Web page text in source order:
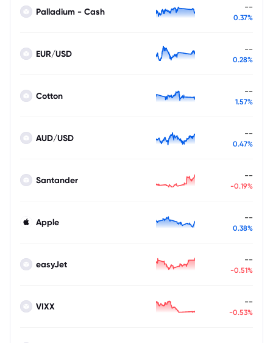
Palladium - Cash --
0.37%
EUR/USD --
0.28%
Cotton --
1.57%
AUD/USD --
0.47%
Santander --
-0.19%
Apple --
0.38%
easyJet --
-0.51%
VIXX --
-0.53%